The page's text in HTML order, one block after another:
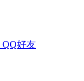
QQ好友